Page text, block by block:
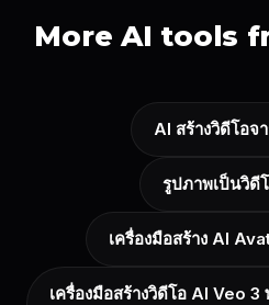
More AI tools
AI สร้างวิดีโอจ
รูปภาพเป็นวิดี
เครื่องมือสร้าง AI
เครื่องมือสร้างวิดีโอ AI Veo